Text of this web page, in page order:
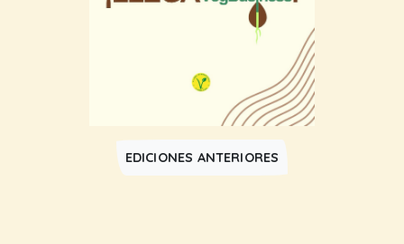
EDICIONES ANTERIORES